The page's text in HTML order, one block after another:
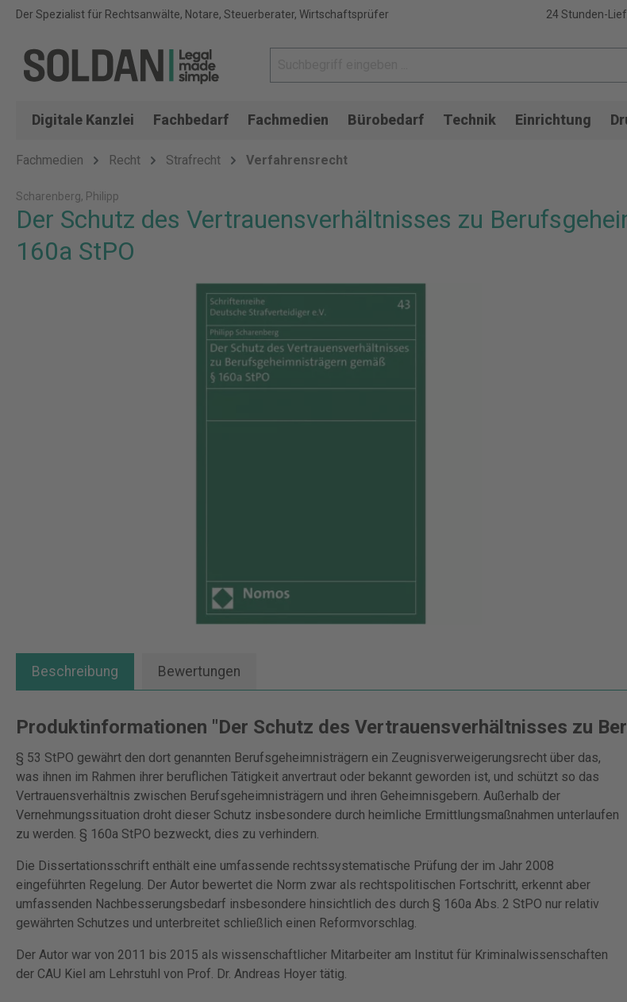
Der Spezialist für Rechtsanwälte, Notare, Steuerberater, Wirtschaftsprüfer 24 Stunden-
Digitale Kanzlei Fachbedarf Fachmedien Bürobedarf Technik Einrichtung
Fachmedien Recht Strafrecht Verfahrensrecht
Scharenberg, Philipp
Der Schutz des Vertrauensverhältnisses zu
160a StPO
Beschreibung Bewertungen
Produktinformationen "Der Schutz des Vertrauensverhältnisses zu
§ 53 StPO gewährt den dort genannten Berufsgeheimnisträgern ein Zeugnisverweigerungsrecht über das,
was ihnen im Rahmen ihrer beruflichen Tätigkeit anvertraut oder bekannt geworden ist, und schützt so das
Vertrauensverhältnis zwischen Berufsgeheimnisträgern und ihren Geheimnisgebern. Außerhalb der
Vernehmungssituation droht dieser Schutz insbesondere durch heimliche Ermittlungsmaßnahmen unterlaufen
zu werden. § 160a StPO bezweckt, dies zu verhindern.
Die Dissertationsschrift enthält eine umfassende rechtssystematische Prüfung der im Jahr 2008
eingeführten Regelung. Der Autor bewertet die Norm zwar als rechtspolitischen Fortschritt, erkennt aber
umfassenden Nachbesserungsbedarf insbesondere hinsichtlich des durch § 160a Abs. 2 StPO nur relativ
gewährten Schutzes und unterbreitet schließlich einen Reformvorschlag.
Der Autor war von 2011 bis 2015 als wissenschaftlicher Mitarbeiter am Institut für Kriminalwissenschaften
der CAU Kiel am Lehrstuhl von Prof. Dr. Andreas Hoyer tätig.